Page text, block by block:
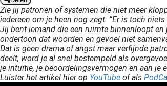
Zie jij patronen of systemen die niet meer
iedereen om je heen nog zegt: “Er is toch
Jij bent iemand die een ruimte binnenloopt
ondertoon dat woorden en gevoel niet
Dat is geen drama of angst maar verfijnde
deelt, word je al snel bestempeld als
je intuïtie, je beoordelingsvermogen en aan je
Luister het artikel hier op YouTube of als